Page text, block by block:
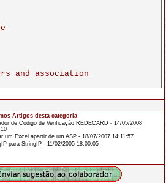
and association
Artigos desta categoria
de Codigo de Verificação REDECARD - 14/05/2008
um Excel apartir de um ASP - 18/07/2007 14:11:57
para StringIP - 11/02/2005 18:00:05